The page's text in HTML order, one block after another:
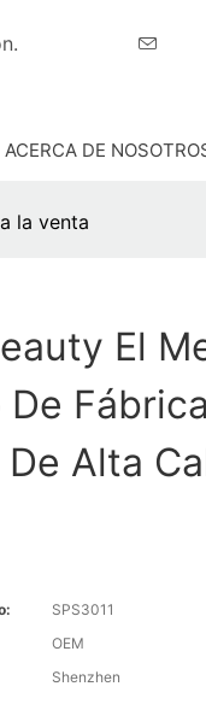
ACERCA DE
la venta
El
Alta
SPS3011
OEM
Shenzhen